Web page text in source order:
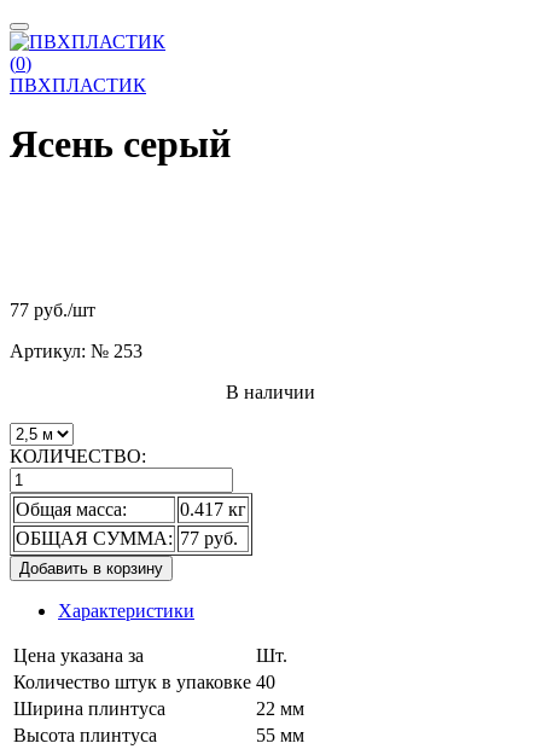
(0)
ПВХПЛАСТИК
Ясень серый
77 руб./шт
Артикул: № 253
В наличии
КОЛИЧЕСТВО:
Общая масса:
0.417 кг
ОБЩАЯ СУММА: 77 руб.
Добавить в корзину
Характеристики
Цена указана за
Шт.
Количество штук в упаковке 40
Ширина плинтуса
22 мм
Высота плинтуса
55 мм